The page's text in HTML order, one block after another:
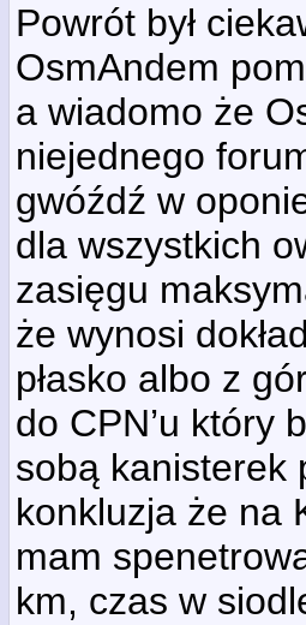
Powrót był
OsmAndem
a wiadomo że
niejednego
gwóźdź w
dla wszystkich
zasięgu
że wynosi
płasko albo z
do CPN’u który
sobą kanisterek
konkluzja że na
mam
km, czas w